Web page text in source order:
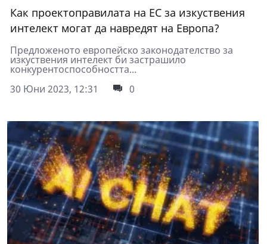
Как проектоправилата на ЕС за изкуствения
интелект могат да навредят на Европа?
Предложеното европейско законодателство за
изкуствения интелект би застрашило
конкурентоспособността...
30 Юни 2023, 12:31
0